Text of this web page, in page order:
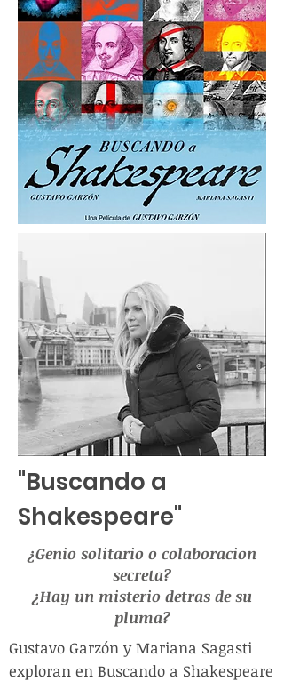
"Buscando a
Shakespeare"
¿Genio solitario o colaboracion
secreta?
¿Hay un misterio detras de su
pluma?
Gustavo Garzón y Mariana Sagasti
exploran en Buscando a Shakespeare